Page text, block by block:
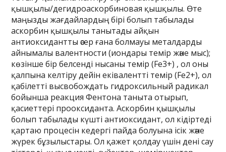
қышқылы/дегидроаскорбиновая қышқылы. Өте
маңызды жағдайлардың бірі болып табылады
аскорбин қышқылы танытады айқын
антиоксидантты әсер ғана болмауы металдарды
айнымалы валентности (иондары темір және мыс);
көзінше бір белсенді нысаны темір (Fe3+) , ол оны
қалпына келтіру дейін еківалентті темір (Fe2+), ол
қабілетті высвобождать гидроксильный радикал
бойынша реакция Фентона таныта отырып,
қасиеттері прооксиданта. Аскорбин қышқылы
болып табылады күшті антиоксидант, ол кідіртеді
қартаю процесін кедергі пайда болуына ісік және
жүрек бұзылыстары. Ол қажет қолдау үшін дені сау